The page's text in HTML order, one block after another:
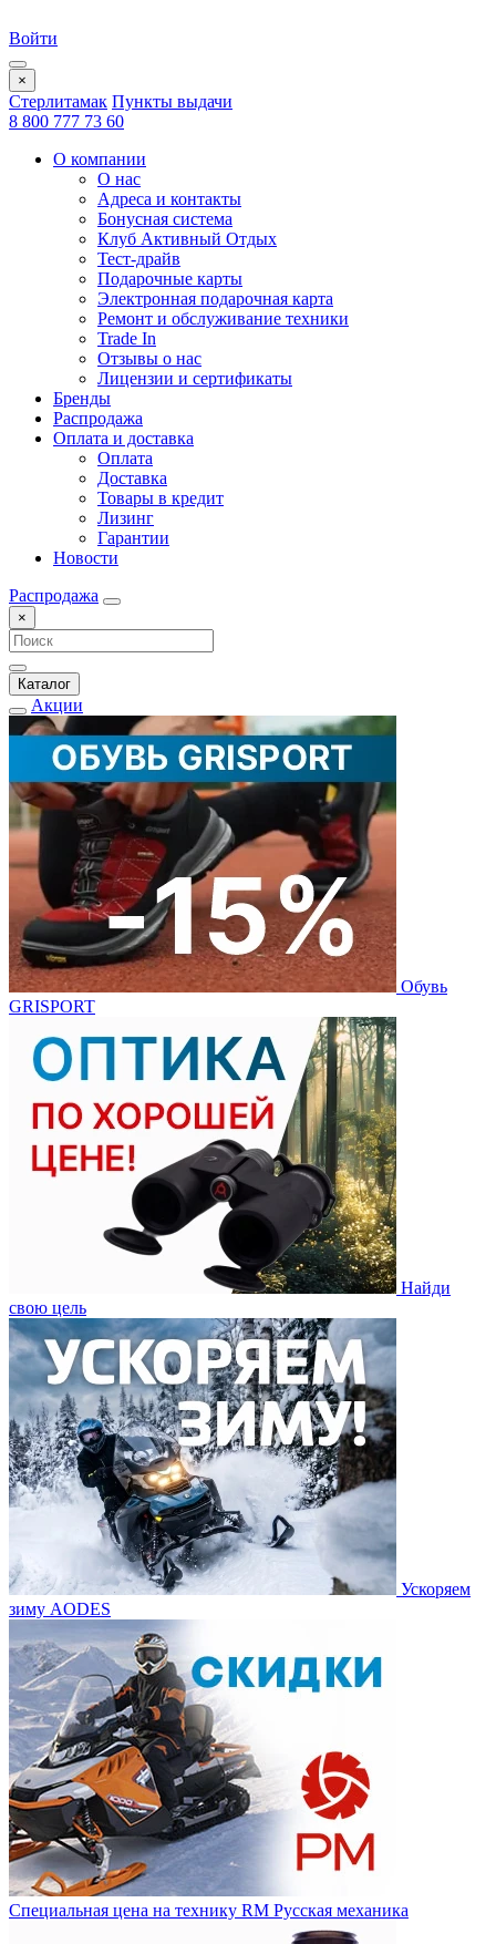
Войти
×
Стерлитамак Пункты выдачи
8 800 777 73 60
О компании
О нас
Адреса и контакты
Бонусная система
Клуб Активный Отдых
Тест-драйв
Подарочные карты
Электронная подарочная карта
Ремонт и обслуживание техники
Trade In
Отзывы о нас
Лицензии и сертификаты
Бренды
Распродажа
Оплата и доставка
Оплата
Доставка
Товары в кредит
Лизинг
Гарантии
Новости
Распродажа
×
Каталог
Акции
Обувь
GRISPORT
Найди
свою цель
Ускоряем
зиму AODES
Специальная цена на технику RM Русская механика